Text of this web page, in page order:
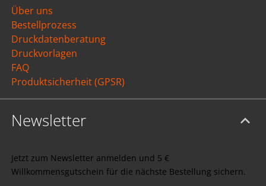
Über uns
Bestellprozess
Druckdatenberatung
Druckvorlagen
FAQ
Produktsicherheit (GPSR)
Newsletter
Jetzt zum Newsletter anmelden und 5 €
Willkommensgutschein für die nächste Bestellung sichern.